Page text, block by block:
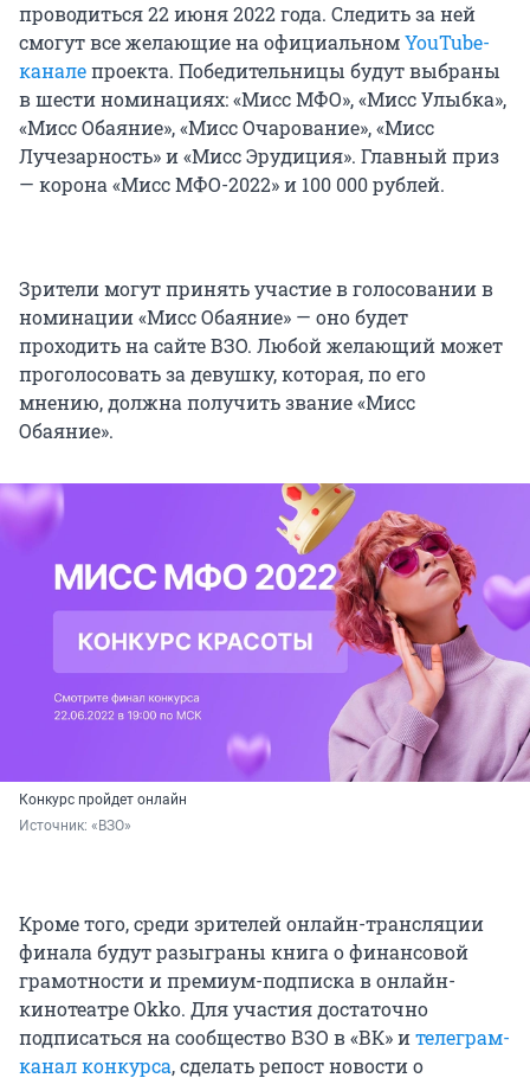
проводиться 22 июня 2022 года. Следить за ней
смогут все желающие на официальномYouTube-
каналепроекта. Победительницы будут выбраны
в шести номинациях: «Мисс МФО», «Мисс Улыбка»,
«Мисс Обаяние», «Мисс Очарование», «Мисс
Лучезарность» и «Мисс Эрудиция». Главный приз
— корона «Мисс МФО-2022» и 100 000 рублей.
Зрители могут принять участие в голосовании в
номинации «Мисс Обаяние» — оно будет
проходить на сайте ВЗО. Любой желающий может
проголосовать за девушку, которая, по его
мнению, должна получить звание «Мисс
Обаяние».
Конкурс пройдет онлайн
Источник: «ВЗО»
Кроме того, среди зрителей онлайн-трансляции
финала будут разыграны книга о финансовой
грамотности и премиум-подписка в онлайн-
кинотеатре Okko. Для участия достаточно
подписаться на сообщество ВЗО в «ВК» ителеграм-
канал конкурса, сделать репост новости о